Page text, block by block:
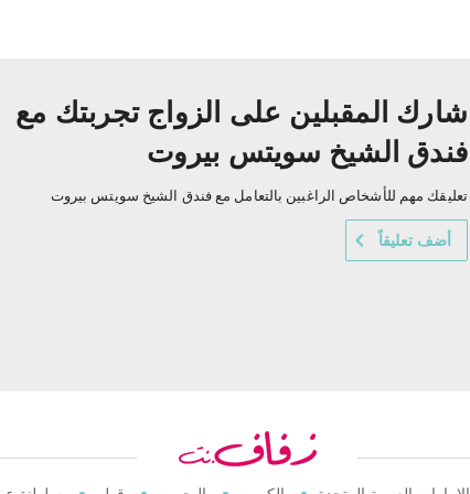
شارك المقبلين على الزواج تجربتك مع
فندق الشيخ سويتس بيروت
تعليقك مهم للأشخاص الراغبين بالتعامل مع فندق الشيخ سويتس بيروت
أضف تعليقاً